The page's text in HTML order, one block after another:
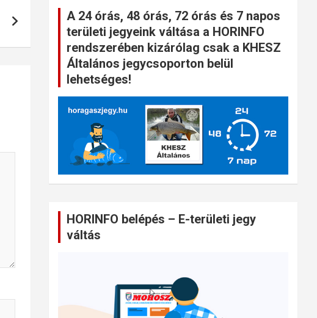
A 24 órás, 48 órás, 72 órás és 7 napos
területi jegyeink váltása a HORINFO
rendszerében kizárólag csak a KHESZ
Általános jegycsoporton belül
lehetséges!
HORINFO belépés – E-területi jegy
váltás